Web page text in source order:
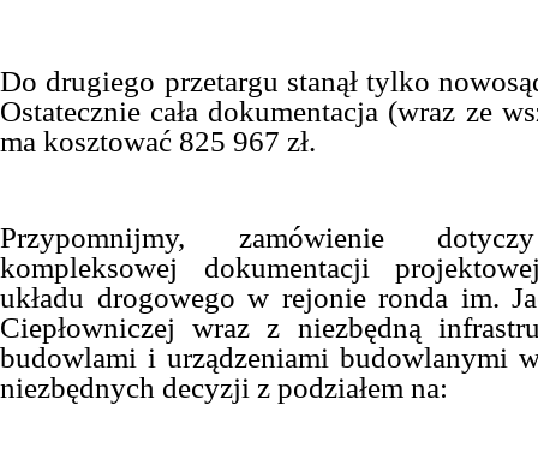
Do drugiego przetargu stanął tylko
Ostatecznie cała dokumentacja (wraz ze
ma kosztować 825 967 zł.
Przypomnijmy, zamówienie
kompleksowej dokumentacji
układu drogowego w rejonie ronda im.
Ciepłowniczej wraz z niezbędną
budowlami i urządzeniami budowlanymi
niezbędnych decyzji z podziałem na: